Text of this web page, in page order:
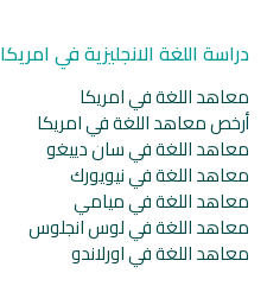
دراسة اللغة الانجليزية في امريكا
معاهد اللغة في امريكا
أرخص معاهد اللغة في امريكا
معاهد اللغة في سان دييغو
معاهد اللغة في نيويورك
معاهد اللغة في ميامي
معاهد اللغة في لوس انجلوس
معاهد اللغة في اورلاندو